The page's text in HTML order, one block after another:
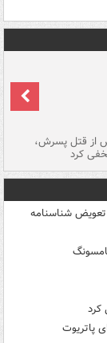
از قتل پسرش،
کرد
تعویض شناسنامه
پاتریوت